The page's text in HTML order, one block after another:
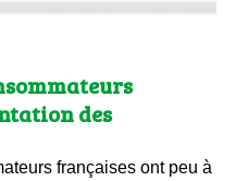
des
françaises ont peu à